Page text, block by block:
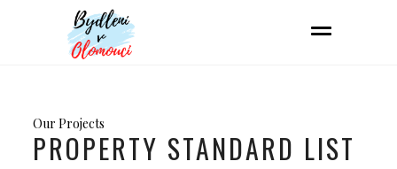
Our Projects
PROPERTY STANDARD LIST